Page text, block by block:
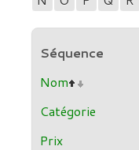
Séquence
Nom
Catégorie
Prix